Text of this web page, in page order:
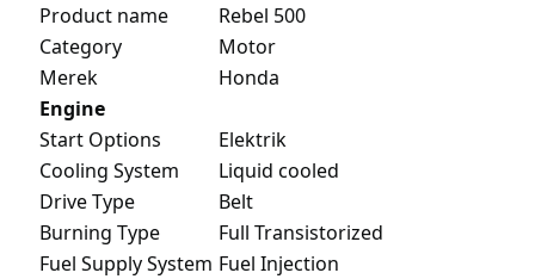
Product name
Rebel 500
Category
Motor
Merek
Honda
Engine
Start Options
Elektrik
Cooling System
Liquid cooled
Drive Type
Belt
Burning Type
Full Transistorized
Fuel Supply System Fuel Injection